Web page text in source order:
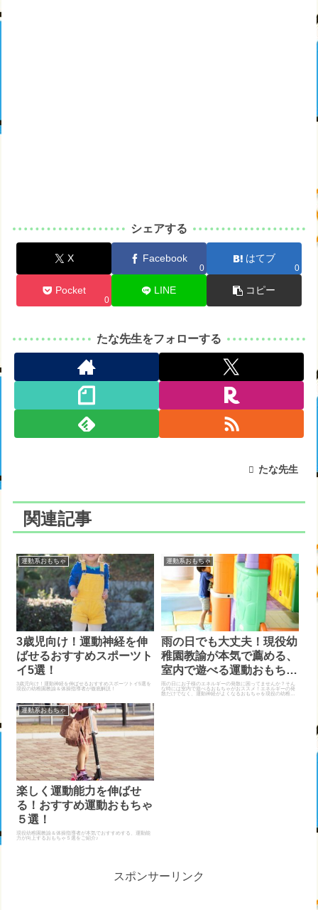
シェアする
X Facebook
0
はてブ
0
Pocket
0
LINE コピー
たな先生をフォローする
たな先生
関連記事
運動系おもちゃ
3歳児向け！運動神経を伸
ばせるおすすめスポーツト
イ5選！
3歳児向け！運動神経を伸ばせるおすすめスポーツトイ5選を
現役の幼稚園教諭＆体操指導者が徹底解説！
運動系おもちゃ
雨の日でも大丈夫！現役幼
稚園教諭が本気で薦める、
室内で遊べる運動おもちゃ
10選！
雨の日にお子様のエネルギーの発散に困ってませんか？そん
な時には室内で遊べるおもちゃがおススメ！エネルギーの発
散だけでなく、運動神経がよくなるおもちゃを現役の幼稚園
運動系おもちゃ
楽しく運動能力を伸ばせ
る！おすすめ運動おもちゃ
５選！
現役幼稚園教諭＆体操指導者が本気でおすすめする、運動能
力が向上するおもちゃ５選をご紹介♪
スポンサーリンク